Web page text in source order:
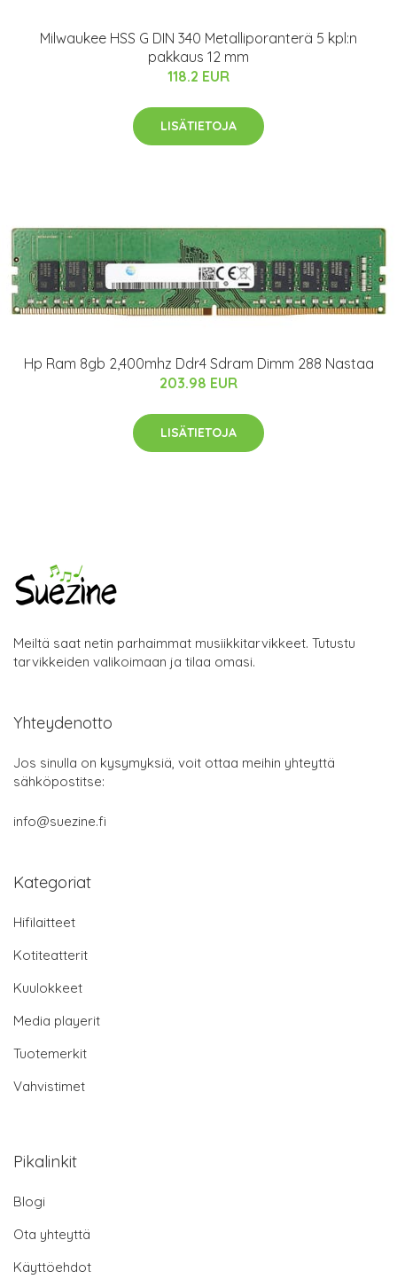
Milwaukee HSS G DIN 340 Metalliporanterä 5 kpl:n
pakkaus 12 mm
118.2 EUR
LISÄTIETOJA
Hp Ram 8gb 2,400mhz Ddr4 Sdram Dimm 288 Nastaa
203.98 EUR
LISÄTIETOJA
Meiltä saat netin parhaimmat musiikkitarvikkeet. Tutustu
tarvikkeiden valikoimaan ja tilaa omasi.
Yhteydenotto
Jos sinulla on kysymyksiä, voit ottaa meihin yhteyttä
sähköpostitse:
info@suezine.fi
Kategoriat
Hifilaitteet
Kotiteatterit
Kuulokkeet
Media playerit
Tuotemerkit
Vahvistimet
Pikalinkit
Blogi
Ota yhteyttä
Käyttöehdot